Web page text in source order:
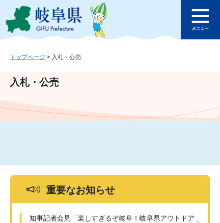
ジ
ュ
文
このページの本文へ
ュ
トップページ > 入札・公売
入札・公売
重要なお知らせ
知事記者会見「楽しすぎるぞ岐阜！岐阜県アウトドア